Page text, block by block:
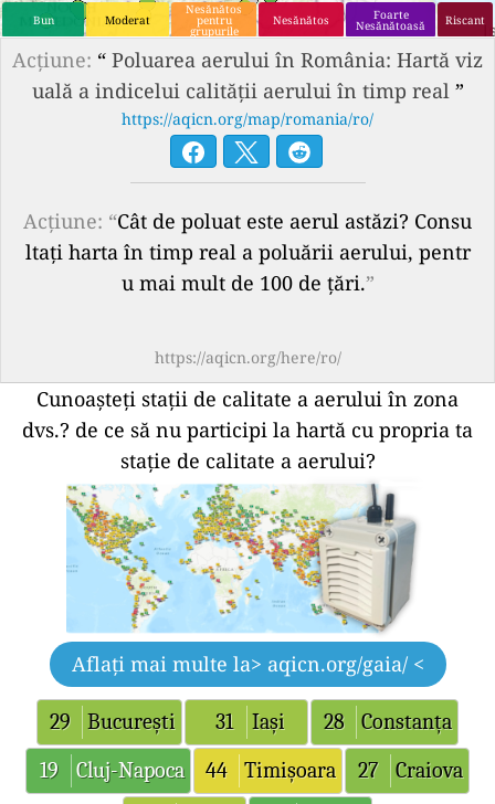
Bun Moderat
Nesănătos
pentru
grupurile
sensibile
Nesănătos Foarte
Nesănătoasă Riscant
Acțiune: “ Poluarea aerului în România: Hartă viz
uală a indicelui calității aerului în timp real”
https://aqicn.org/map/romania/ro/
Acțiune: “Cât de poluat este aerul astăzi? Consu
ltați harta în timp real a poluării aerului, pentr
u mai mult de 100 de țări.”
https://aqicn.org/here/ro/
Cunoașteți stații de calitate a aerului în zona
dvs.? de ce să nu participi la hartă cu propria ta
stație de calitate a aerului?
Aflați mai multe la> aqicn.org/gaia/ <
29 București 31 Iași 28
Constanța
19
Cluj-Napoca 44 Timișoara 27
Craiova